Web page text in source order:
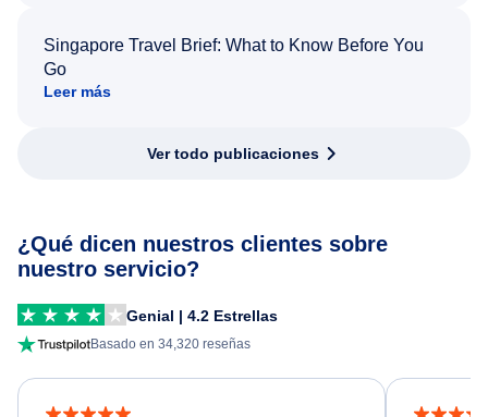
Singapore Travel Brief: What to Know Before You
Go
Leer más
Ver todo publicaciones
¿Qué dicen nuestros clientes sobre
nuestro servicio?
Genial | 4.2 Estrellas
Basado en 34,320 reseñas